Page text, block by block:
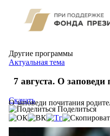
Другие программы
Актуальная тема
7 августа. О
О заповеди почитания
Скачать
Поделиться